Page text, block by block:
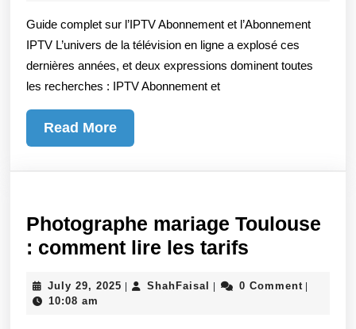
Abonnement
et
l’Abonnement
Guide complet sur l’IPTV Abonnement et l’Abonnement
IPTV L’univers de la télévision en ligne a explosé ces
dernières années, et deux expressions dominent toutes
les recherches : IPTV Abonnement et
Read MoreRead
More
Photographe mariage Toulouse
: comment lire les tarifs
Toulouse
July 29, 2025 July
| ShahFaisal ShahFaisal
| 0 Comment |
10:08 am